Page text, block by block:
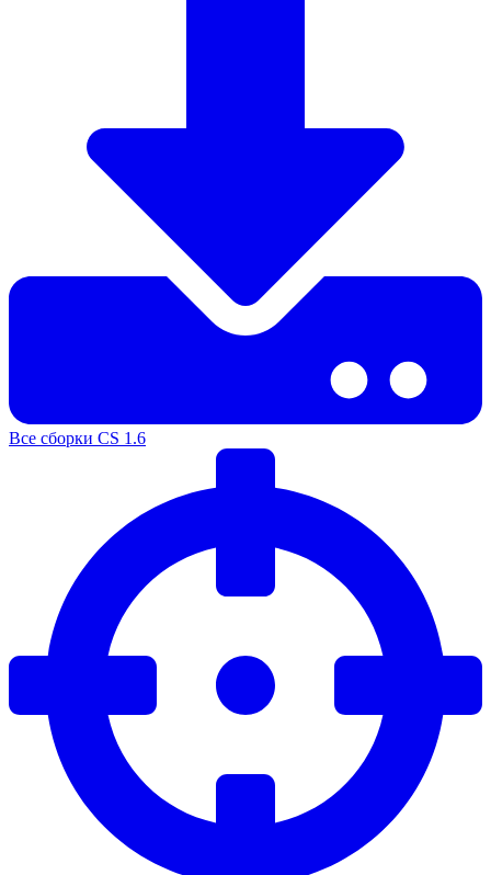
Все сборки CS 1.6